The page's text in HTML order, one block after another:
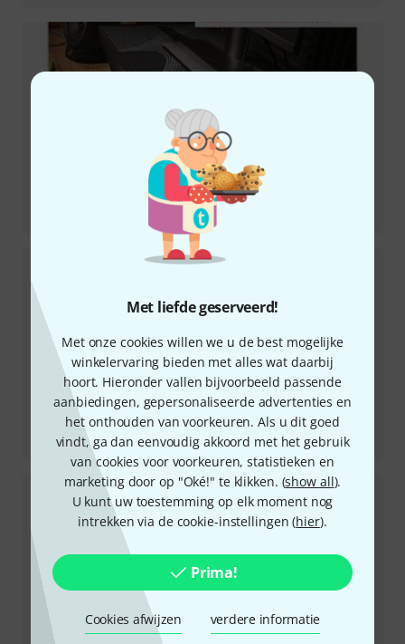
Met liefde geserveerd!
Met onze cookies willen we u de best mogelijke
winkelervaring bieden met alles wat daarbij
hoort. Hieronder vallen bijvoorbeeld passende
aanbiedingen, gepersonaliseerde advertenties en
het onthouden van voorkeuren. Als u dit goed
vindt, ga dan eenvoudig akkoord met het gebruik
van cookies voor voorkeuren, statistieken en
marketing door op "Oké!" te klikken. (show all).
U kunt uw toestemming op elk moment nog
intrekken via de cookie-instellingen (hier).
Prima!
Cookies afwijzen verdere informatie
Recensie
WS-6.2